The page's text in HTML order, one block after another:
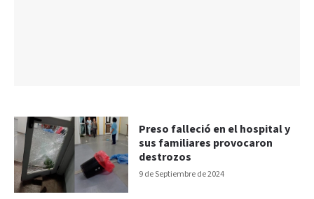
9 de Septiembre de 2024
Preso falleció en el hospital y
sus familiares provocaron
destrozos